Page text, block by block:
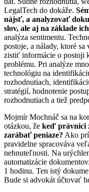
LegalTech do dokáže.
nájsť, a analyzovať
slov, ale aj na základe
analýza sentimentu.
postoje, a nálady, ktoré
zistiť informácie o postoji
problému. Pri analýze
technológiu na
rozhodnutiach,
stratégií, hodnotenie
rozhodnutiach a tiež
Mojmír Mochnáč sa na
otázkou, že keď právnici
zarábať peniaze? Ako
pravidelne spracováva
nehnuteľnosti. Na
automatizácie
1 hodinu. Ten istý
Bude si advokát účtovať